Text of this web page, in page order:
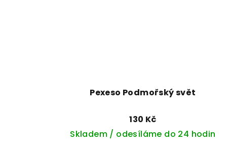
Pexeso Podmořský svět
130 Kč
Skladem / odesíláme do 24 hodin